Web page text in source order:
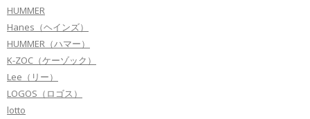
HUMMER
Hanes（ヘインズ）
HUMMER（ハマー）
K-ZOC（ケーゾック）
Lee（リー）
LOGOS（ロゴス）
lotto